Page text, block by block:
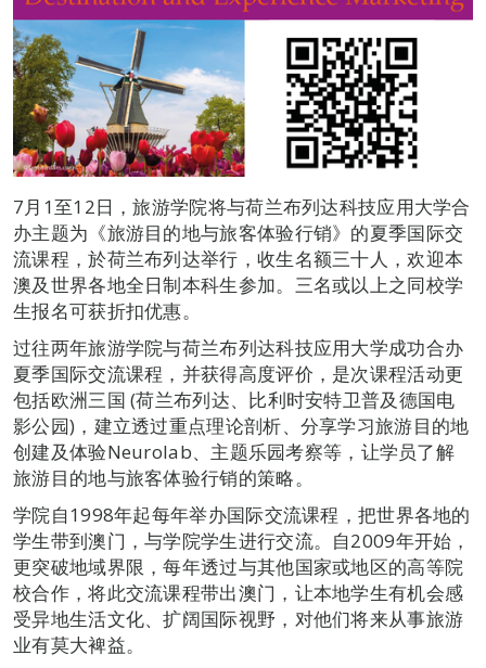
7月1至12日，旅游学院将与荷兰布列达科技应用大学合
办主题为《旅游目的地与旅客体验行销》的夏季国际交
流课程，於荷兰布列达举行，收生名额三十人，欢迎本
澳及世界各地全日制本科生参加。三名或以上之同校学
生报名可获折扣优惠。
过往两年旅游学院与荷兰布列达科技应用大学成功合办
夏季国际交流课程，并获得高度评价，是次课程活动更
包括欧洲三国 (荷兰布列达、比利时安特卫普及德国电
影公园)，建立透过重点理论剖析、分享学习旅游目的地
创建及体验Neurolab、主题乐园考察等，让学员了解
旅游目的地与旅客体验行销的策略。
学院自1998年起每年举办国际交流课程，把世界各地的
学生带到澳门，与学院学生进行交流。自2009年开始，
更突破地域界限，每年透过与其他国家或地区的高等院
校合作，将此交流课程带出澳门，让本地学生有机会感
受异地生活文化、扩阔国际视野，对他们将来从事旅游
业有莫大裨益。